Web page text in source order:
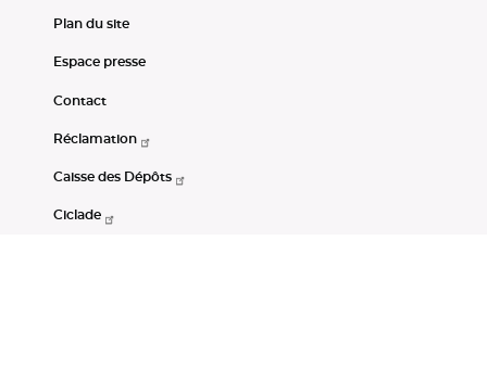
Plan du site
Espace presse
Contact
Réclamation
Caisse des Dépôts
Ciclade